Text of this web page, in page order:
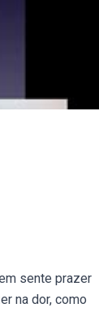
sente prazer
na dor, como